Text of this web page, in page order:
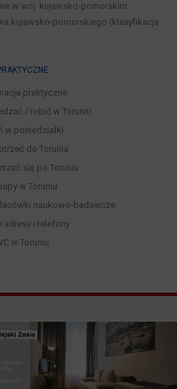
w woj. kujawsko-pomorskim
kujawsko-pomorskiego (klasyfikacja
praktyczne
/ robić w Toruniu
w poniedziałki
do Torunia
się po Toruniu
w Toruniu
naukowo-badawcze
adresy i telefony
w Toruniu